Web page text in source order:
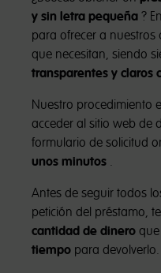
y sin letra pequeña ?
para ofrecer a nuestros
que necesitan, siendo
transparentes y claros
Nuestro procedimiento
acceder al sitio web de
formulario de solicitud
unos minutos .
Antes de seguir todos
petición del préstamo,
cantidad de dinero
tiempo para devolverlo.